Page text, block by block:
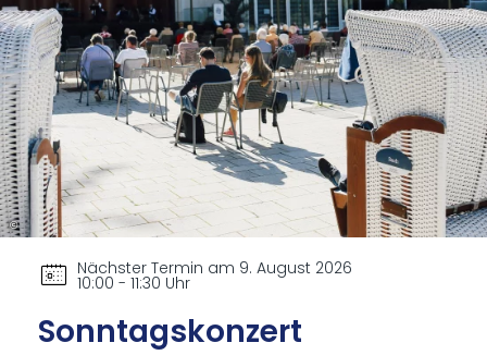
©
Nächster Termin am 9. August 2026
10:00 - 11:30 Uhr
Sonn­tags­kon­zert